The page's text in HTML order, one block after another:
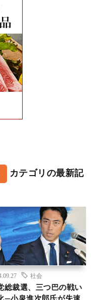
カテゴリの最新記
社会
総裁選、三つ巴の戦い